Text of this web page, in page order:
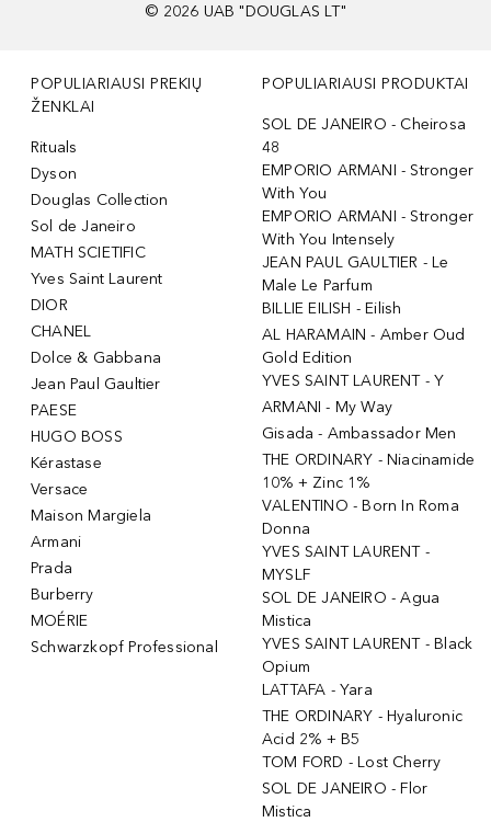
© 2026 UAB "DOUGLAS LT"
POPULIARIAUSI PREKIŲ
ŽENKLAI
Rituals
Dyson
Douglas Collection
Sol de Janeiro
MATH SCIETIFIC
Yves Saint Laurent
DIOR
CHANEL
Dolce & Gabbana
Jean Paul Gaultier
PAESE
HUGO BOSS
Kérastase
Versace
Maison Margiela
Armani
Prada
Burberry
MOÉRIE
Schwarzkopf Professional
POPULIARIAUSI PRODUKTAI
SOL DE JANEIRO - Cheirosa
48
EMPORIO ARMANI - Stronger
With You
EMPORIO ARMANI - Stronger
With You Intensely
JEAN PAUL GAULTIER - Le
Male Le Parfum
BILLIE EILISH - Eilish
AL HARAMAIN - Amber Oud
Gold Edition
YVES SAINT LAURENT - Y
ARMANI - My Way
Gisada - Ambassador Men
THE ORDINARY - Niacinamide
10% + Zinc 1%
VALENTINO - Born In Roma
Donna
YVES SAINT LAURENT -
MYSLF
SOL DE JANEIRO - Agua
Mistica
YVES SAINT LAURENT - Black
Opium
LATTAFA - Yara
THE ORDINARY - Hyaluronic
Acid 2% + B5
TOM FORD - Lost Cherry
SOL DE JANEIRO - Flor
Mistica